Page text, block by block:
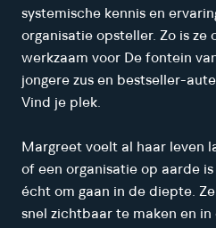
systemische kennis en
organisatie opsteller. Zo is ze
werkzaam voor De fontein
jongere zus en bestseller-
Vind je plek.
Margreet voelt al haar leven
of een organisatie op aarde
écht om gaan in de diepte.
snel zichtbaar te maken en